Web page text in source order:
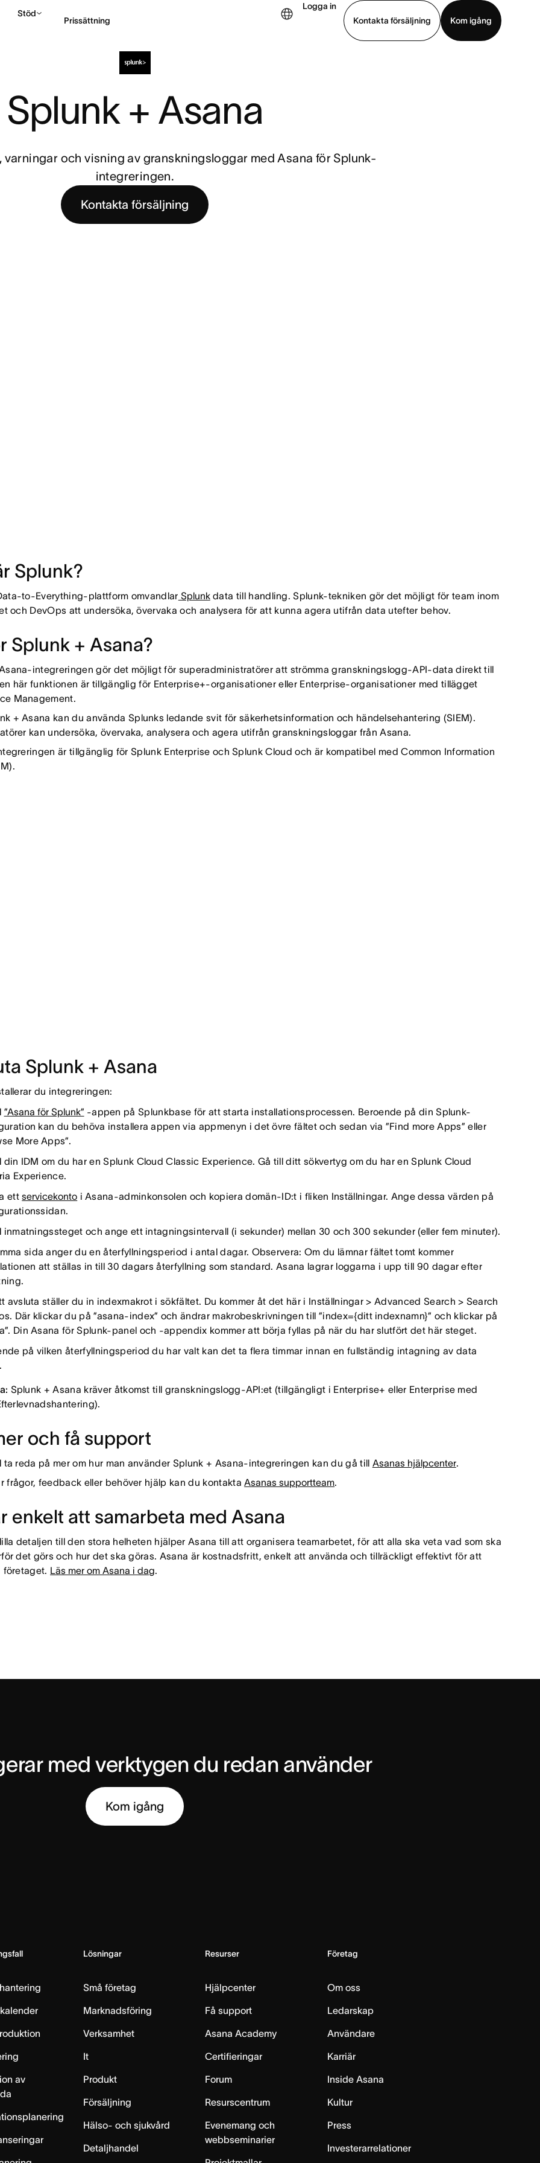
Stöd
Prissättning
Logga in
Kontakta försäljning
Kom igång
Splunk + Asana
och visning av granskningsloggar med Asana för Splunk-
integreringen.
Kontakta försäljning
Splunk?
to-Everything-plattform omvandlar Splunkdata till handling. Splunk-tekniken gör det möjligt för team inom
och DevOps att undersöka, övervaka och analysera för att kunna agera utifrån data utefter behov.
Splunk + Asana?
integreringen gör det möjligt för superadministratörer att strömma granskningslogg-API-data direkt till
här funktionen är tillgänglig för Enterprise+-organisationer eller Enterprise-organisationer med tillägget
Management.
+ Asana kan du använda Splunks ledande svit för säkerhetsinformation och händelsehantering (SIEM).
kan undersöka, övervaka, analysera och agera utifrån granskningsloggar från Asana.
är tillgänglig för Splunk Enterprise och Splunk Cloud och är kompatibel med Common Information
Splunk + Asana
du integreringen:
”Asana för Splunk” -appen på Splunkbase för att starta installationsprocessen. Beroende på din Splunk-
kan du behöva installera appen via appmenyn i det övre fältet och sedan via ”Find more Apps” eller
More Apps”.
din IDM om du har en Splunk Cloud Classic Experience. Gå till ditt sökvertyg om du har en Splunk Cloud
Experience.
ettservicekonto i Asana-adminkonsolen och kopiera domän-ID:t i fliken Inställningar. Ange dessa värden på
inmatningssteget och ange ett intagningsintervall (i sekunder) mellan 30 och 300 sekunder (eller fem minuter).
sida anger du en återfyllningsperiod i antal dagar. Observera: Om du lämnar fältet tomt kommer
att ställas in till 30 dagars återfyllning som standard. Asana lagrar loggarna i upp till 90 dagar efter
avsluta ställer du in indexmakrot i sökfältet. Du kommer åt det här i Inställningar > Advanced Search > Search
Där klickar du på ”asana-index” och ändrar makrobeskrivningen till ”index={ditt indexnamn}” och klickar på
Din Asana för Splunk-panel och -appendix kommer att börja fyllas på när du har slutfört det här steget.
på vilken återfyllningsperiod du har valt kan det ta flera timmar innan en fullständig intagning av data
Splunk + Asana kräver åtkomst till granskningslogg-API:et (tillgängligt i Enterprise+ eller Enterprise med
och få support
ta reda på mer om hur man använder Splunk + Asana-integreringen kan du gå till Asanas hjälpcenter.
frågor, feedback eller behöver hjälp kan du kontaktaAsanas supportteam.
enkelt att samarbeta med Asana
detaljen till den stora helheten hjälper Asana till att organisera teamarbetet, för att alla ska veta vad som ska
det görs och hur det ska göras. Asana är kostnadsfritt, enkelt att använda och tillräckligt effektivt för att
företaget. Läs mer om Asana i dag.
med verktygen du redan använder
Kom igång
av
Lösningar
Små företag
Marknadsföring
Verksamhet
It
Produkt
Försäljning
Hälso- och sjukvård
Detaljhandel
Resurser
Hjälpcenter
Få support
Asana Academy
Certifieringar
Forum
Resurscentrum
Evenemang och
webbseminarier
Företag
Om oss
Ledarskap
Användare
Karriär
Inside Asana
Kultur
Press
Investerarrelationer